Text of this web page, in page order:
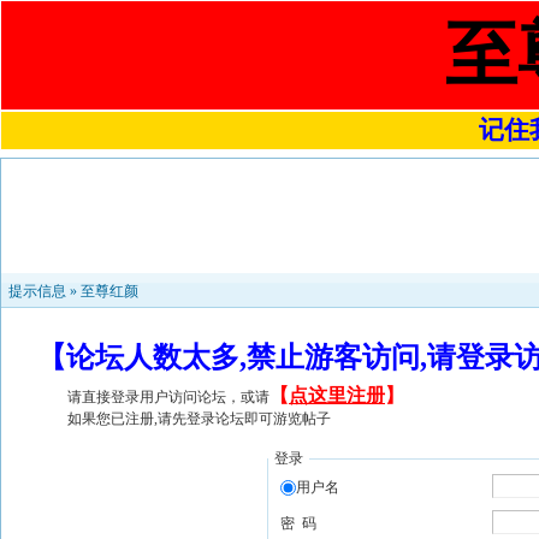
至
记住
提示信息 » 至尊红颜
【论坛人数太多,禁止游客访问,请登
请直接登录用户访问论坛，或请 【 点这里注册】
如果您已注册,请先登录论坛即可游览帖子
登录
用户名
密 码